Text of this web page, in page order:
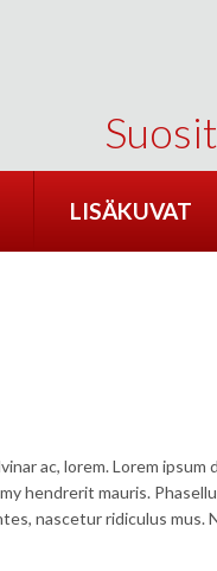
LISÄKUVAT
ac, lorem. Lorem ipsum
hendrerit mauris.
nascetur ridiculus mus.